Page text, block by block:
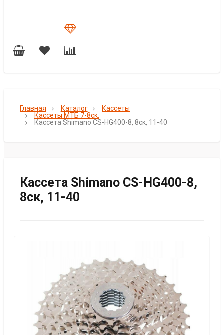
Главная Каталог
Кассеты
Кассеты МТБ 7-8ск.
Кассета Shimano CS-HG400-8, 8ск, 11-40
Кассета Shimano CS-HG400-8,
8ск, 11-40